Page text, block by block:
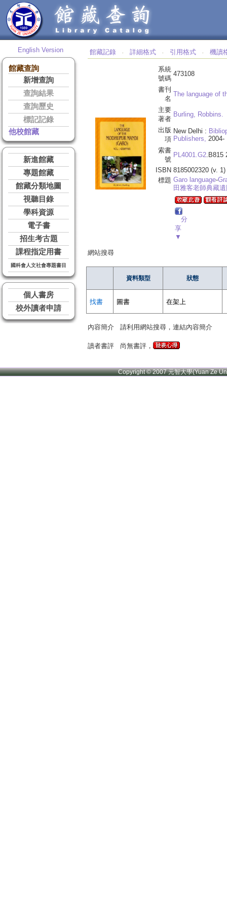
English Version
館藏查詢
新增查詢
查詢結果
查詢歷史
標記記錄
他校館藏
新進館藏
專題館藏
館藏分類地圖
視聽目錄
學科資源
電子書
招生考古題
課程指定用書
國科會人文社會專題書目
個人書房
校外讀者申請
館藏記錄 ‧ 詳細格式 ‧ 引用格式 ‧ 機讀
系統
號碼
473108
書刊
名
The language of
主要
著者
Burling, Robbins.
出版
項
New Delhi :
Publishers, 2004-
索書
號
PL4001.G2.B815
ISBN 8185002320 (v. 1)
標題 Garo language-
田雅客老師典藏
分
享
▼
網站搜尋
資料類型 狀態
找書 圖書 在架上
內容簡介 請利用網站搜尋，連結內容簡介
讀者書評 尚無書評，
Copyright © 2007 元智大學(Yuan Ze